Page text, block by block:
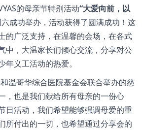
的母亲节特别活动“大爱向前，以
成功举办，活动获得了圆满成功！这
的广泛支持，在温馨的会场，在各式
中，大温家长们倾心交流，分享对公
义工活动的热爱。
温哥华综合医院基金会联合举办的慈
，也是我们献给所有母亲的一份心
日活动，我们希望能够强调母爱的重
所付出的一切，也希望通过分享会的